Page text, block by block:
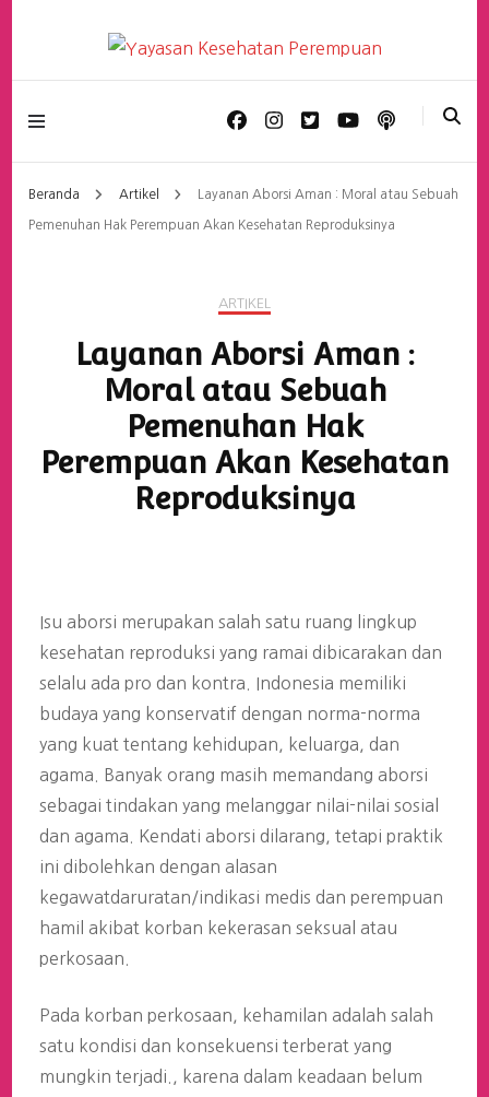
Yayasan Kesehatan
Perempuan
Beranda Artikel Layanan Aborsi Aman : Moral atau Sebuah
Pemenuhan Hak Perempuan Akan Kesehatan Reproduksinya
ARTIKEL
Layanan Aborsi Aman :
Moral atau Sebuah
Pemenuhan Hak
Perempuan Akan Kesehatan
Reproduksinya
Isu aborsi merupakan salah satu ruang lingkup
kesehatan reproduksi yang ramai dibicarakan dan
selalu ada pro dan kontra. Indonesia memiliki
budaya yang konservatif dengan norma-norma
yang kuat tentang kehidupan, keluarga, dan
agama. Banyak orang masih memandang aborsi
sebagai tindakan yang melanggar nilai-nilai sosial
dan agama. Kendati aborsi dilarang, tetapi praktik
ini dibolehkan dengan alasan
kegawatdaruratan/indikasi medis dan perempuan
hamil akibat korban kekerasan seksual atau
perkosaan.
Pada korban perkosaan, kehamilan adalah salah
satu kondisi dan konsekuensi terberat yang
mungkin terjadi., karena dalam keadaan belum